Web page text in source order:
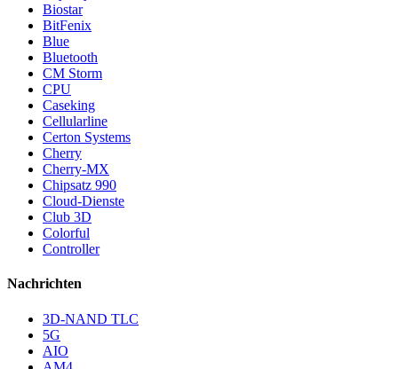
Biostar
BitFenix
Blue
Bluetooth
CM Storm
CPU
Caseking
Cellularline
Certon Systems
Cherry
Cherry-MX
Chipsatz 990
Cloud-Dienste
Club 3D
Colorful
Controller
Nachrichten
3D-NAND TLC
5G
AIO